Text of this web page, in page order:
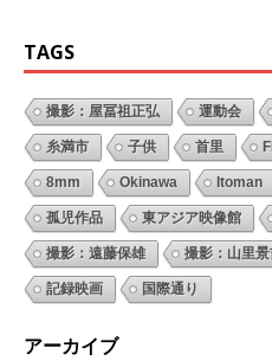
TAGS
撮影：屋冨祖正弘 運動会
糸満市 子供 首里
8mm Okinawa Itoman
孤児作品 東アジア映像館
撮影：遠藤保雄 撮影：山里
記録映画 国際通り
アーカイブ